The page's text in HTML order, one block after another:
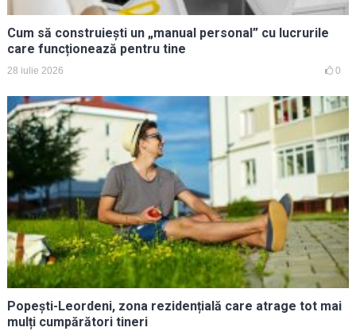
Cum să construiești un „manual personal” cu lucrurile
care funcționează pentru tine
28 iulie 2026 0
Popești-Leordeni, zona rezidențială care atrage tot mai
mulți cumpărători tineri